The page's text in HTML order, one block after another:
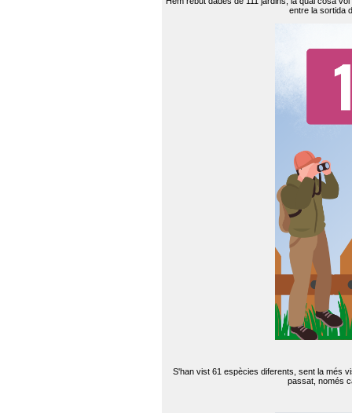
entre la sortida
S'han vist 61 espècies diferents, sent la més
passat, només